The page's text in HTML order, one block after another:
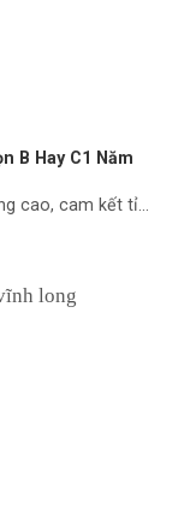
B Hay C1 Năm
cao, cam kết tỉ...